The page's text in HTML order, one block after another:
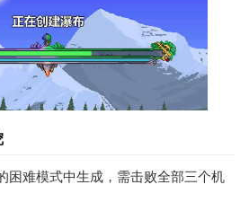
困难模式中生成，需击败全部三个机